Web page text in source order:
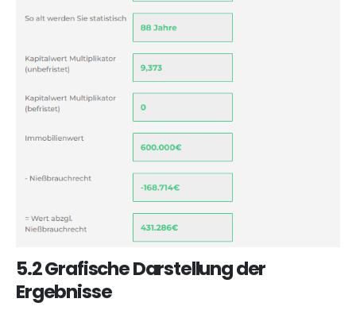
5.2 Grafische Darstellung der
Ergebnisse